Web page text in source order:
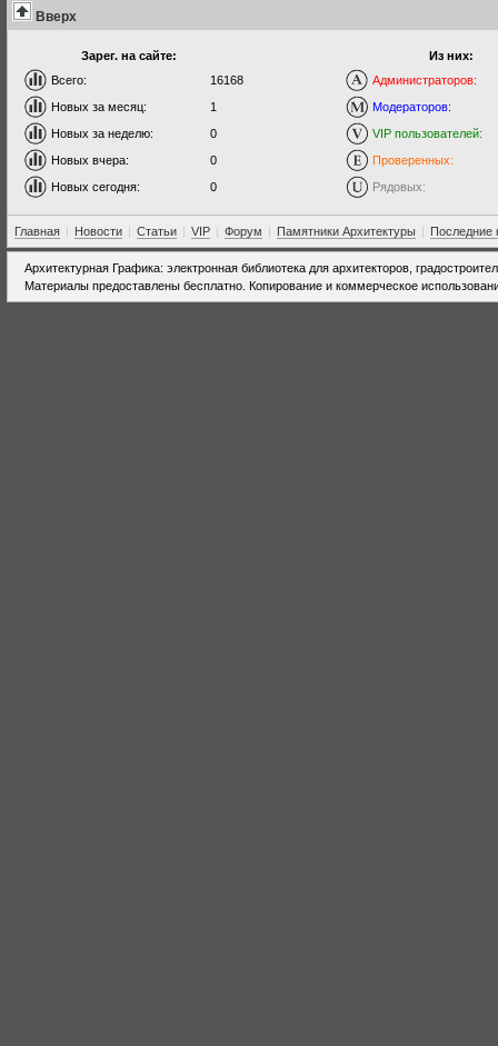
Вверх
Зарег. на сайте:
Всего:
16168
Новых за месяц:
1
Новых за неделю:
0
Новых вчера:
0
Новых сегодня:
0
Из них:
Администраторов:
Модераторов:
VIP пользователей:
Проверенных:
Рядовых:
Главная | Новости | Статьи | VIP | Форум | Памятники Архитектуры | Последние
Архитектурная Графика: электронная библиотека для архитекторов,
Материалы предоставлены бесплатно. Копирование и коммерческое